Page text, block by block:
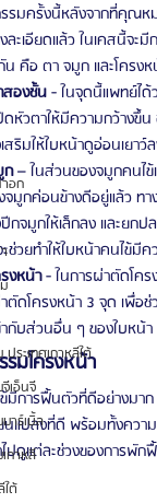
อก
ระเทศเกาหลีใต้
เอ็นจี
าร์เบิ้ล
กาหลี
ใต้
รมครั้งนี้หลังจากที่คุณห
ะเอียดแล้ว ในเคสนี้จะ
คือ ตา จมูก และโครงห
องชั้น - ในจุดนี้แพทย์ได้
ดหัวตาให้มีความกว้างขึ้
สริมให้ใบหน้าดูอ่อนเยาว์
ก – ในส่วนของจมูกคนไ
มูกค่อนข้างดีอยู่แล้ว ทา
กจมูกให้เล็กลง และยกป
ช่วยทำให้ใบหน้าคนไข้มี
งหน้า - ในการผ่าตัดโค
ตัดโครงหน้า 3 จุด เพื่อช่
ากับส่วนอื่น ๆ ของใบหน้า
มโครงหน้า
การฟื้นตัวที่ดีอย่างมาก
ยนแปลงที่ดี พร้อมทั้งคว
ไปดูแต่ละช่วงของการพั